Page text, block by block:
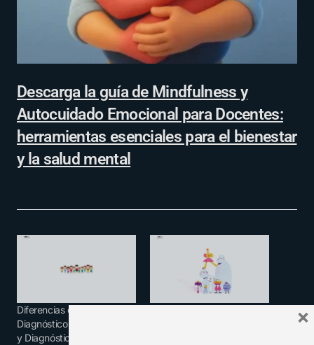
Descarga la guía de Mindfulness y
Autocuidado Emocional para Docentes:
herramientas esenciales para el bienestar
y la salud mental
Diferencias entre
Diagnóstico del alumnado
y Diagnóstico de Grupo y
×